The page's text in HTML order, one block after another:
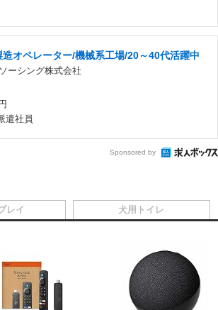
オペレーター/機械系工場/20～40代活躍中
ーシング株式会社
遣社員
Sponsored by
レイ 犬用トイレ